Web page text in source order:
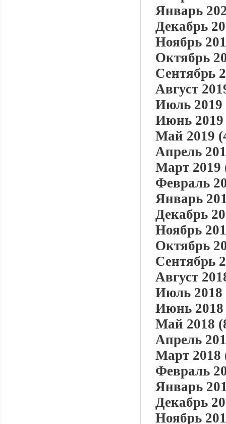
Январь
Декабрь
Ноябрь
Октябрь
Сентябрь
Август
Июль 2019
Июнь 2019
Май 2019
Апрель
Март 2019
Февраль
Январь
Декабрь
Ноябрь
Октябрь
Сентябрь
Август
Июль 2018
Июнь 2018
Май 2018
Апрель
Март 2018
Февраль
Январь
Декабрь
Ноябрь